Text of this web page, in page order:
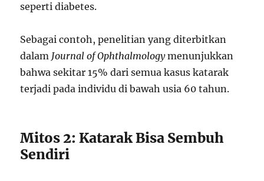
seperti diabetes.
Sebagai contoh, penelitian yang diterbitkan
dalam Journal of Ophthalmologymenunjukkan
bahwa sekitar 15% dari semua kasus katarak
terjadi pada individu di bawah usia 60 tahun.
Mitos 2: Katarak Bisa Sembuh
Sendiri